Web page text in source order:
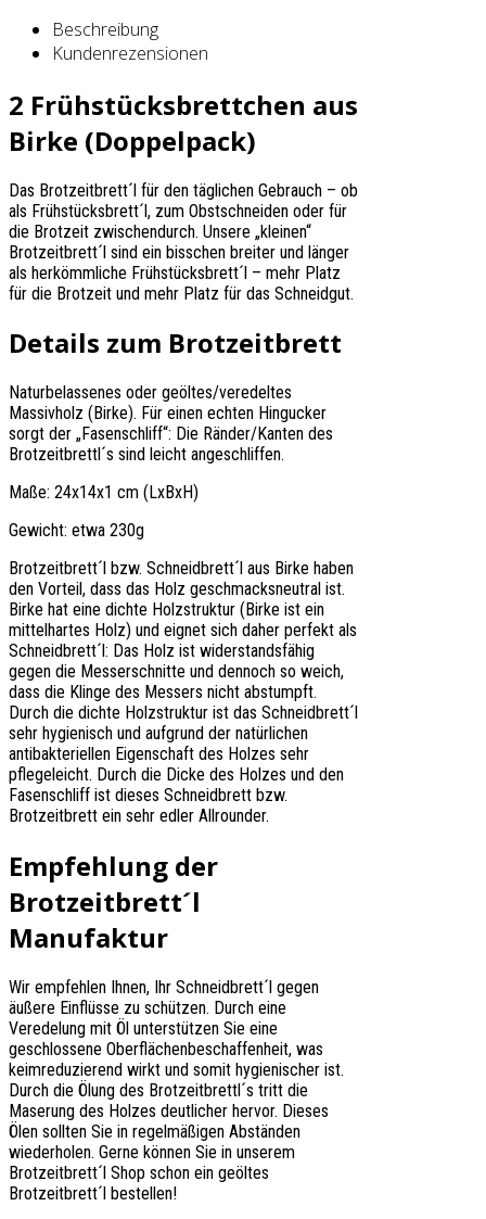
Beschreibung
Kundenrezensionen
2 Frühstücksbrettchen aus
Birke (Doppelpack)
Das Brotzeitbrett´l für den täglichen Gebrauch – ob
als Frühstücksbrett´l, zum Obstschneiden oder für
die Brotzeit zwischendurch. Unsere „kleinen“
Brotzeitbrett´l sind ein bisschen breiter und länger
als herkömmliche Frühstücksbrett´l – mehr Platz
für die Brotzeit und mehr Platz für das Schneidgut.
Details zum Brotzeitbrett
Naturbelassenes oder geöltes/veredeltes
Massivholz (Birke). Für einen echten Hingucker
sorgt der „Fasenschliff“: Die Ränder/Kanten des
Brotzeitbrettl´s sind leicht angeschliffen.
Maße: 24x14x1 cm (LxBxH)
Gewicht: etwa 230g
Brotzeitbrett´l bzw. Schneidbrett´l aus Birke haben
den Vorteil, dass das Holz geschmacksneutral ist.
Birke hat eine dichte Holzstruktur (Birke ist ein
mittelhartes Holz) und eignet sich daher perfekt als
Schneidbrett´l: Das Holz ist widerstandsfähig
gegen die Messerschnitte und dennoch so weich,
dass die Klinge des Messers nicht abstumpft.
Durch die dichte Holzstruktur ist das Schneidbrett´l
sehr hygienisch und aufgrund der natürlichen
antibakteriellen Eigenschaft des Holzes sehr
pflegeleicht. Durch die Dicke des Holzes und den
Fasenschliff ist dieses Schneidbrett bzw.
Brotzeitbrett ein sehr edler Allrounder.
Empfehlung der
Brotzeitbrett´l
Manufaktur
Wir empfehlen Ihnen, Ihr Schneidbrett´l gegen
äußere Einflüsse zu schützen. Durch eine
Veredelung mit Öl unterstützen Sie eine
geschlossene Oberflächenbeschaffenheit, was
keimreduzierend wirkt und somit hygienischer ist.
Durch die Ölung des Brotzeitbrettl´s tritt die
Maserung des Holzes deutlicher hervor. Dieses
Ölen sollten Sie in regelmäßigen Abständen
wiederholen. Gerne können Sie in unserem
Brotzeitbrett´l Shop schon ein geöltes
Brotzeitbrett´l bestellen!